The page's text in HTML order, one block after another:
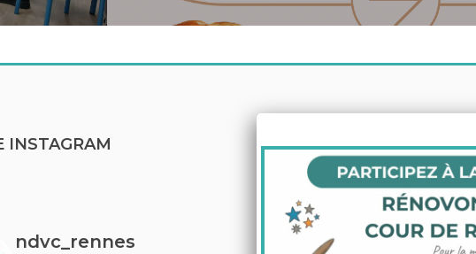
INSTAGRAM
ndvc_rennes
LIENS UTILES
Menu du self